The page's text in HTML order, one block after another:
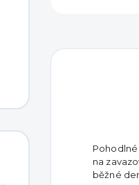
Pohodlné
na
běžné